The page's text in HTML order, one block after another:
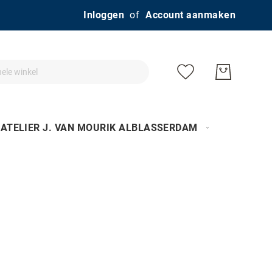
Ga
Inloggen Account aanmaken
ATELIER J. VAN MOURIK ALBLASSERDAM